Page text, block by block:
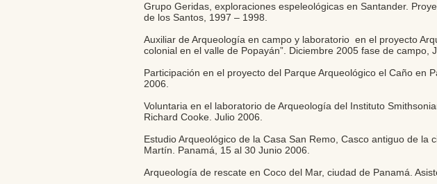
Grupo Geridas, exploraciones espeleológicas en Santander.
de los Santos, 1997 – 1998.
Auxiliar de Arqueología en campo y laboratorio en el proyecto
colonial en el valle de Popayán”. Diciembre 2005 fase de campo,
Participación en el proyecto del Parque Arqueológico el Caño en
2006.
Voluntaria en el laboratorio de Arqueología del Instituto
Richard Cooke. Julio 2006.
Estudio Arqueológico de la Casa San Remo, Casco antiguo de
Martín. Panamá, 15 al 30 Junio 2006.
Arqueología de rescate en Coco del Mar, ciudad de Panamá.